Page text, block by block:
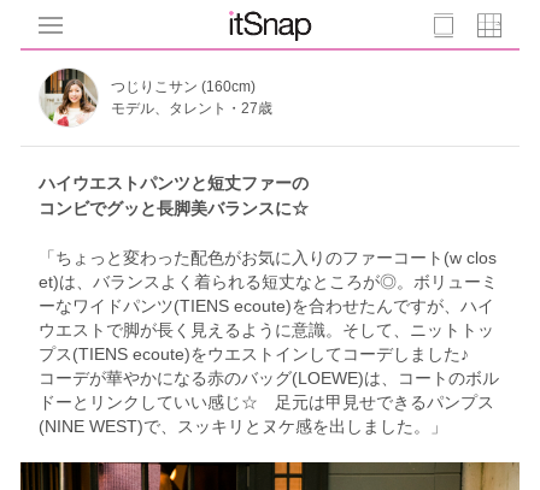
つじりこサン (160cm)
モデル、タレント・27歳
ハイウエストパンツと短丈ファーの
コンビでグッと長脚美バランスに☆
「ちょっと変わった配色がお気に入りのファーコート(w clos
et)は、バランスよく着られる短丈なところが◎。ボリューミ
ーなワイドパンツ(TIENS ecoute)を合わせたんですが、ハイ
ウエストで脚が長く見えるように意識。そして、ニットトッ
プス(TIENS ecoute)をウエストインしてコーデしました♪
コーデが華やかになる赤のバッグ(LOEWE)は、コートのボル
ドーとリンクしていい感じ☆ 足元は甲見せできるパンプス
(NINE WEST)で、スッキリとヌケ感を出しました。」